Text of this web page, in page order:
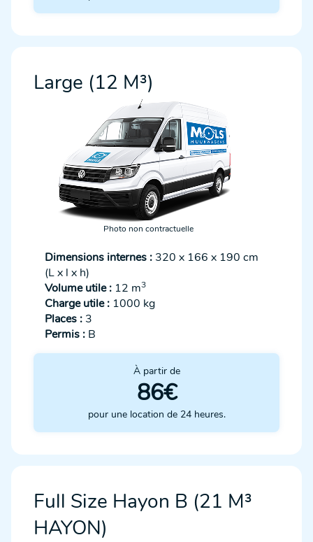
Large (12 M³)
Photo non contractuelle
Dimensions internes : 320 x 166 x 190 cm
(L x l x h)
Volume utile : 12 m3
Charge utile : 1000 kg
Places : 3
Permis : B
À partir de
86€
pour une location de 24 heures.
Full Size Hayon B (21 M³
HAYON)